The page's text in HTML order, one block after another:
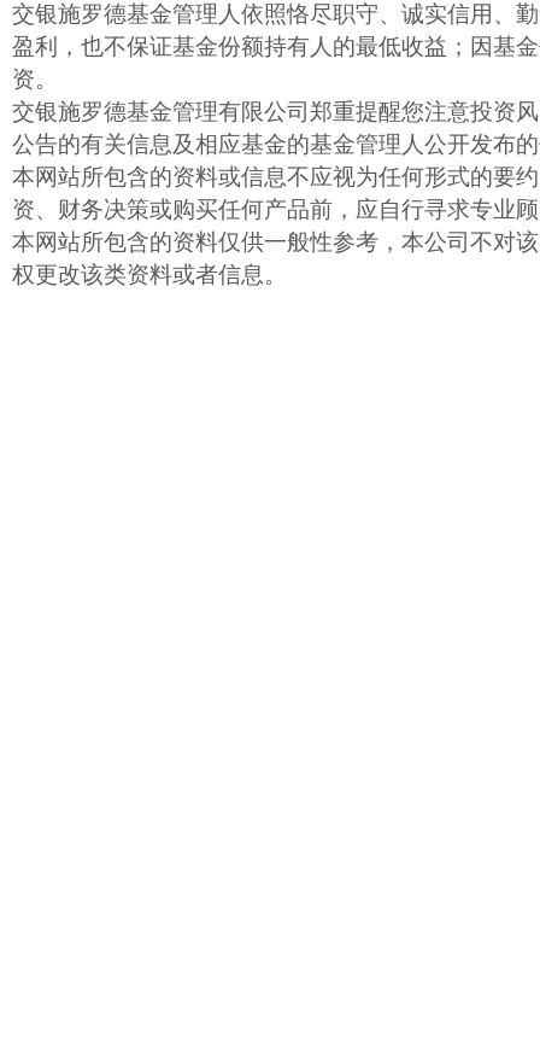
交银施罗德基金管理人依照恪尽职守、诚实信用、
盈利，也不保证基金份额持有人的最低收益；因基
资。
交银施罗德基金管理有限公司郑重提醒您注意投资
公告的有关信息及相应基金的基金管理人公开发布
本网站所包含的资料或信息不应视为任何形式的要
资、财务决策或购买任何产品前，应自行寻求专业
本网站所包含的资料仅供一般性参考，本公司不对
权更改该类资料或者信息。